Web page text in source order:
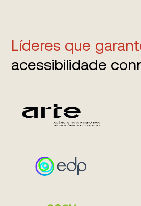
Líderes que
acessibilidade